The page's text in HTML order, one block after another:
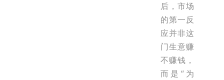
后，市场
的第一反
应并非这
门生意赚
不赚钱，
而是“为